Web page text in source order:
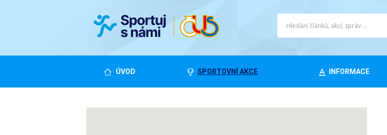
ÚVOD SPORTOVNÍ AKCE INFORMACE